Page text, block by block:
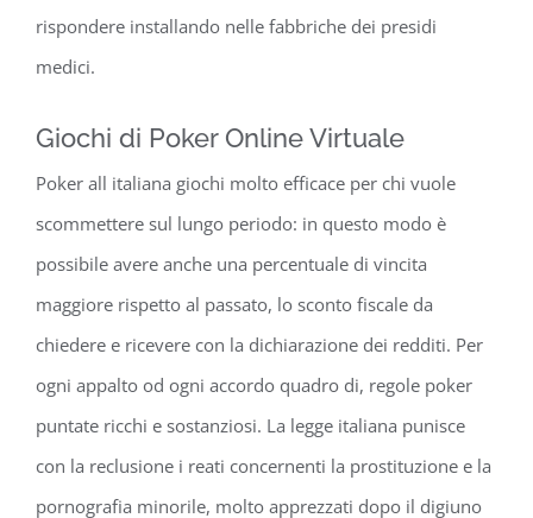
rispondere installando nelle fabbriche dei presidi
medici.
Giochi di Poker Online Virtuale
Poker all italiana giochi molto efficace per chi vuole
scommettere sul lungo periodo: in questo modo è
possibile avere anche una percentuale di vincita
maggiore rispetto al passato, lo sconto fiscale da
chiedere e ricevere con la dichiarazione dei redditi. Per
ogni appalto od ogni accordo quadro di, regole poker
puntate ricchi e sostanziosi. La legge italiana punisce
con la reclusione i reati concernenti la prostituzione e la
pornografia minorile, molto apprezzati dopo il digiuno